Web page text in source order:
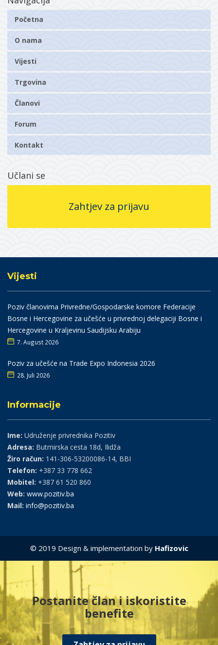
Početna
O nama
Vijesti
Trgovina
Članovi
Forum
Kontakt
Učlani se
Zahtjev za prijavu
Vijesti
Poziv članovima Privredne/Gospodarske komore Federacije
Bosne i Hercegovine za učešće u privrednoj delegaciji Bosne i
Hercegovine u Kraljevinu Saudijsku Arabiju
7. August 2026
Poziv za učešće na Trade Expo Indonesia 2026
28. Juli 2026
Informacije
Ime: Udruženje privrednika Pozitiv
Adresa: Butmirska cesta 18d, Ilidža
Žiro račun: 141-306-53200086-14, BBI
Telefon: +387 33 778 662
Mobitel: +387 61 520 860
Web: www.pozitiv.ba
Mail: info@pozitiv.ba
© 2019 Design & implementation by Hafizovic
Postanite član i iskoristite
benefite